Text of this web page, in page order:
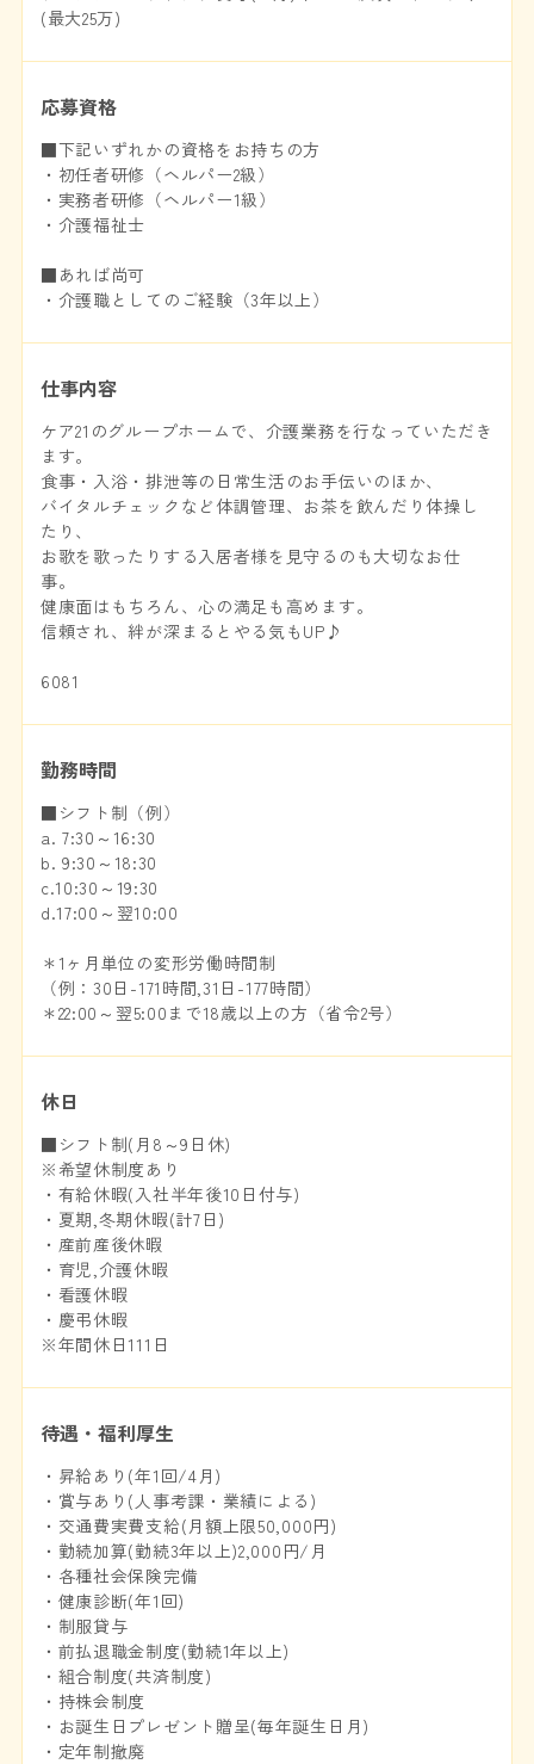
(最大25万)
応募資格
■下記いずれかの資格をお持ちの方
・初任者研修（ヘルパー2級）
・実務者研修（ヘルパー1級）
・介護福祉士
■あれば尚可
・介護職としてのご経験（3年以上）
仕事内容
ケア21のグループホームで、介護業務を行なっていただき
ます。
食事・入浴・排泄等の日常生活のお手伝いのほか、
バイタルチェックなど体調管理、お茶を飲んだり体操し
たり、
お歌を歌ったりする入居者様を見守るのも大切なお仕
事。
健康面はもちろん、心の満足も高めます。
信頼され、絆が深まるとやる気もUP♪
6081
勤務時間
■シフト制（例）
a. 7:30～16:30
b. 9:30～18:30
c.10:30～19:30
d.17:00～翌10:00
＊1ヶ月単位の変形労働時間制
（例：30日-171時間,31日-177時間）
＊22:00～翌5:00まで18歳以上の方（省令2号）
休日
■シフト制(月8～9日休)
※希望休制度あり
・有給休暇(入社半年後10日付与)
・夏期,冬期休暇(計7日)
・産前産後休暇
・育児,介護休暇
・看護休暇
・慶弔休暇
※年間休日111日
待遇・福利厚生
・昇給あり(年1回/4月)
・賞与あり(人事考課・業績による)
・交通費実費支給(月額上限50,000円)
・勤続加算(勤続3年以上)2,000円/月
・各種社会保険完備
・健康診断(年1回)
・制服貸与
・前払退職金制度(勤続1年以上)
・組合制度(共済制度)
・持株会制度
・お誕生日プレゼント贈呈(毎年誕生日月)
・定年制撤廃